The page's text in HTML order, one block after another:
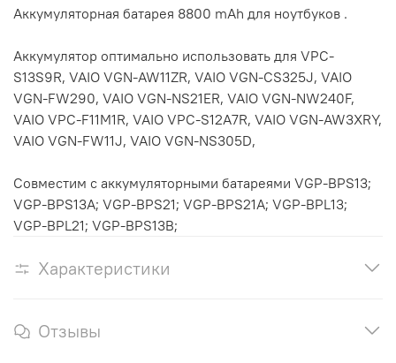
Аккумуляторная батарея 8800 mAh для ноутбуков .
Аккумулятор оптимально использовать для VPC-
S13S9R, VAIO VGN-AW11ZR, VAIO VGN-CS325J, VAIO
VGN-FW290, VAIO VGN-NS21ER, VAIO VGN-NW240F,
VAIO VPC-F11M1R, VAIO VPC-S12A7R, VAIO VGN-AW3XRY,
VAIO VGN-FW11J, VAIO VGN-NS305D,
Совместим с аккумуляторными батареями VGP-BPS13;
VGP-BPS13A; VGP-BPS21; VGP-BPS21A; VGP-BPL13;
VGP-BPL21; VGP-BPS13B;
Характеристики
Отзывы